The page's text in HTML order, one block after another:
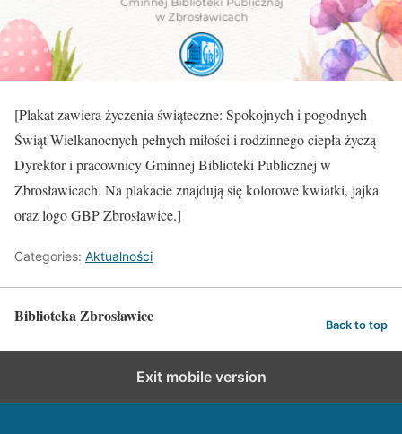
[Plakat zawiera życzenia świąteczne: Spokojnych i pogodnych
Świąt Wielkanocnych pełnych miłości i rodzinnego ciepła życzą
Dyrektor i pracownicy Gminnej Biblioteki Publicznej w
Zbrosławicach. Na plakacie znajdują się kolorowe kwiatki, jajka
oraz logo GBP Zbrosławice.]
Categories: Aktualności
Biblioteka Zbrosławice Back to top
Exit mobile version